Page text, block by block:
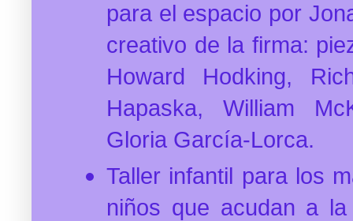
para el espacio por
creativo de la firma:
Howard Hodking,
Hapaska, William
Gloria García-Lorca.
Taller infantil para los
niños que acudan a